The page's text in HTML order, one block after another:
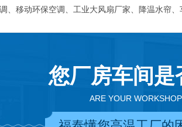
、移动环保空调、工业大风扇厂家、降温水帘
您厂房车间
ARE YOUR